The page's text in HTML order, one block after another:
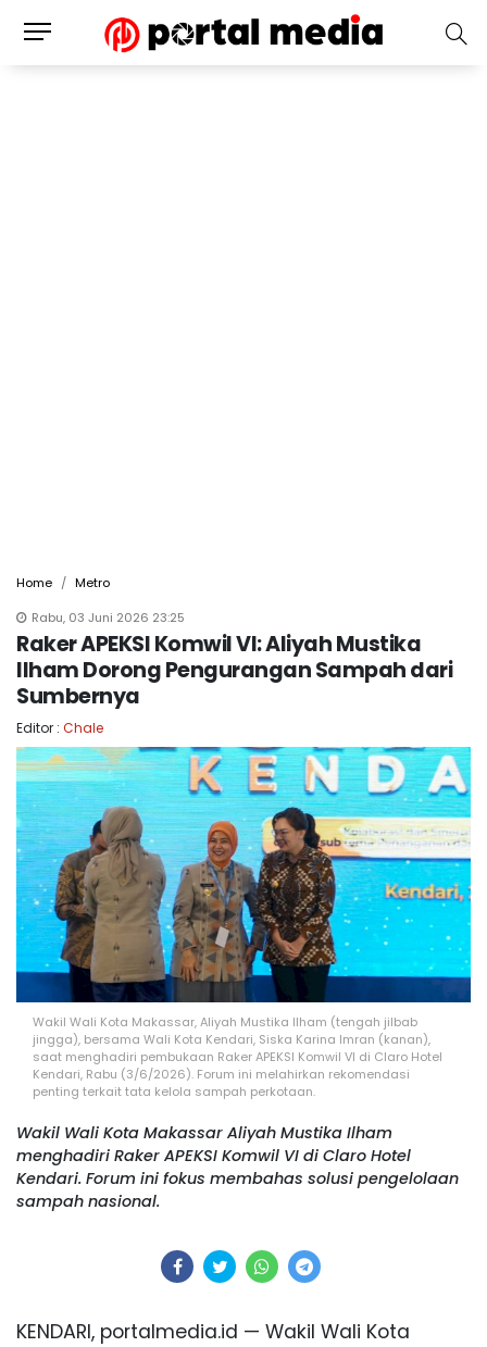
Home
Metro
Rabu, 03 Juni 2026 23:25
Raker APEKSI Komwil VI: Aliyah Mustika
Ilham Dorong Pengurangan Sampah dari
Sumbernya
Editor : Chale
Wakil Wali Kota Makassar, Aliyah Mustika Ilham (tengah jilbab
jingga), bersama Wali Kota Kendari, Siska Karina Imran (kanan),
saat menghadiri pembukaan Raker APEKSI Komwil VI di Claro Hotel
Kendari, Rabu (3/6/2026). Forum ini melahirkan rekomendasi
penting terkait tata kelola sampah perkotaan.
Wakil Wali Kota Makassar Aliyah Mustika Ilham
menghadiri Raker APEKSI Komwil VI di Claro Hotel
Kendari. Forum ini fokus membahas solusi pengelolaan
sampah nasional.
KENDARI, portalmedia.id — Wakil Wali Kota